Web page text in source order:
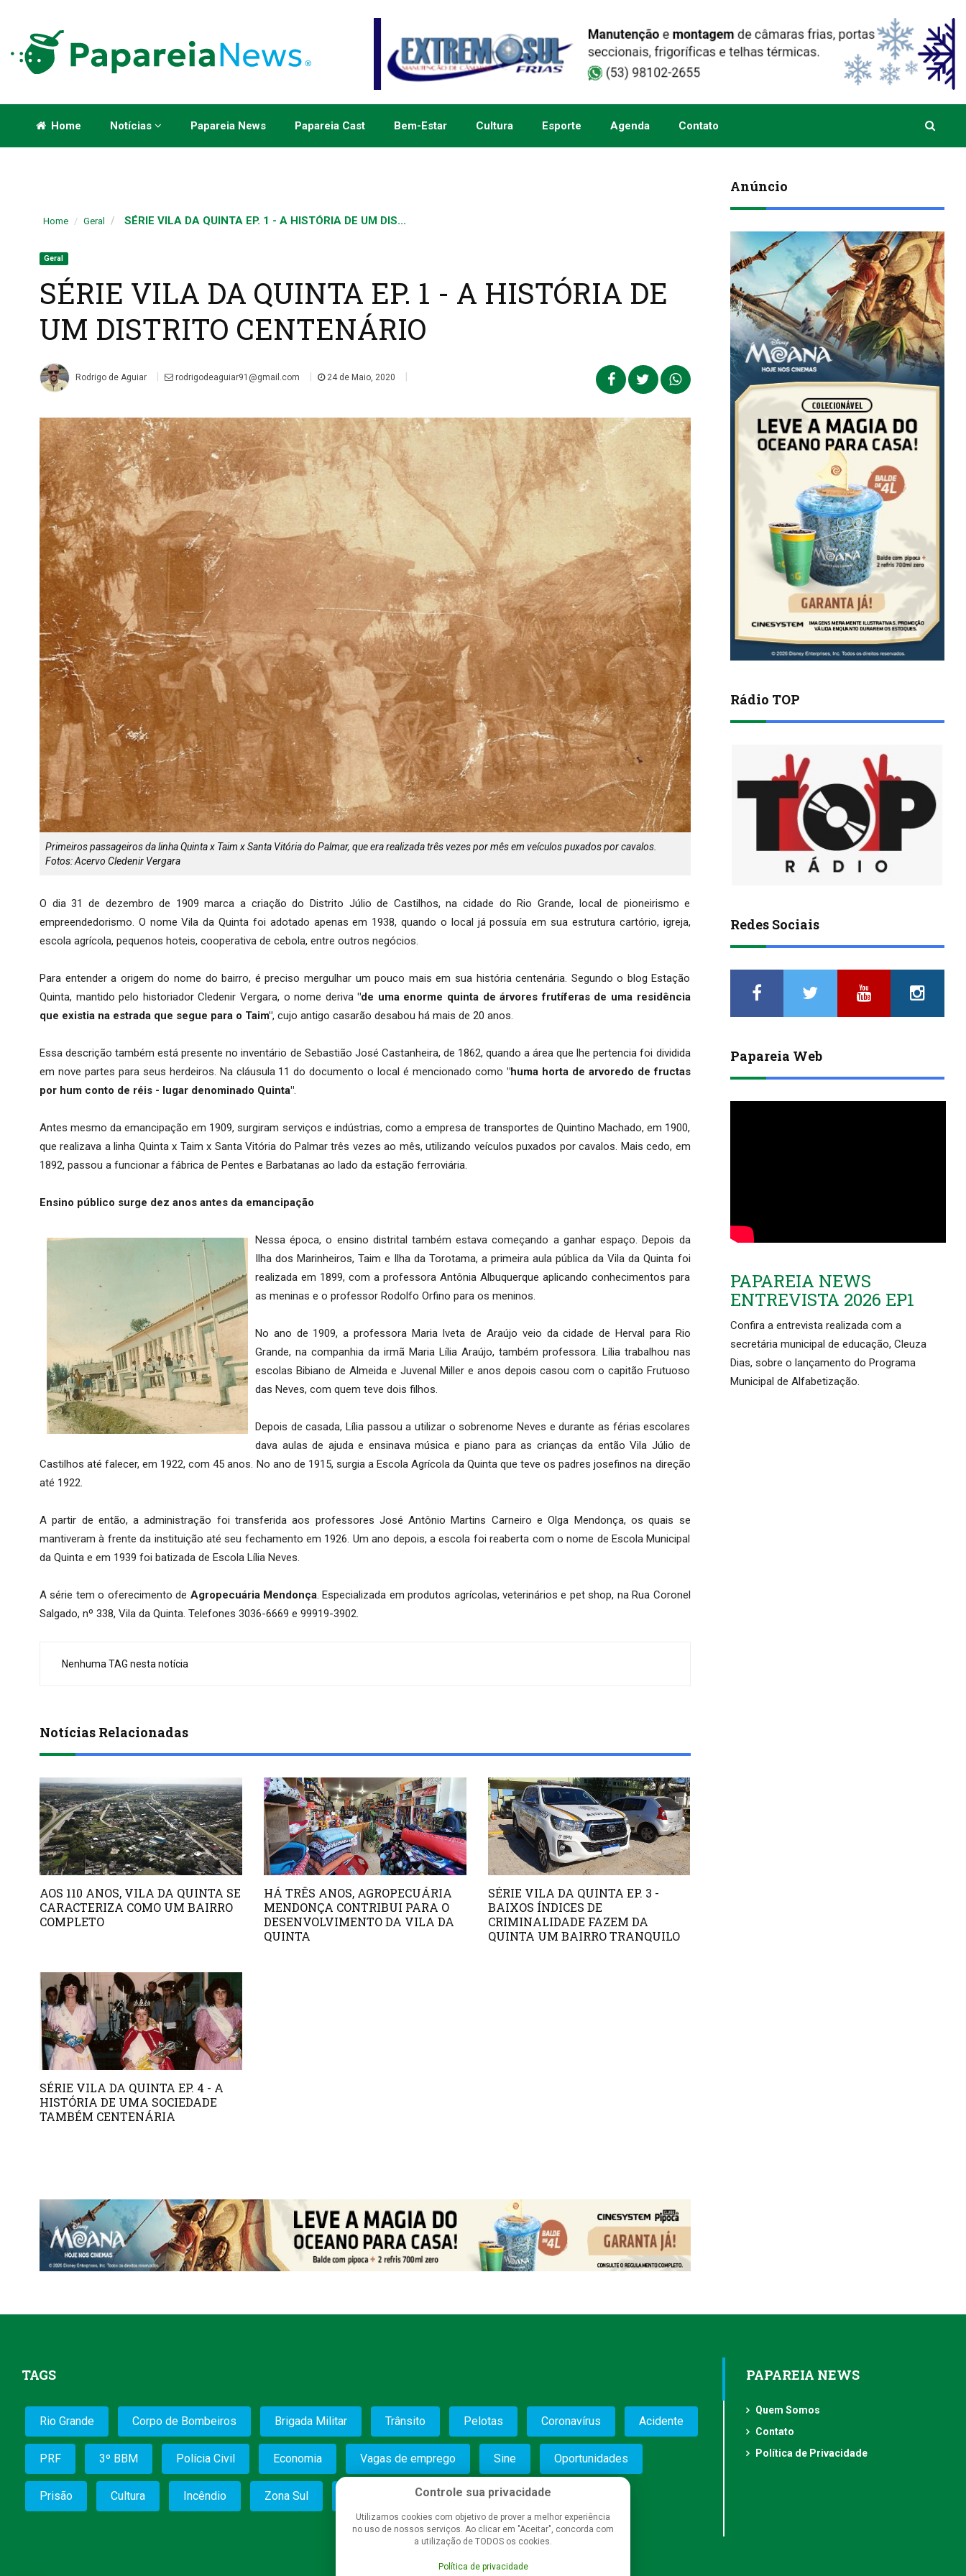
Home Notícias Papareia News Papareia Cast Bem-Estar Cultura Esporte Agenda Contato
Home Geral SÉRIE VILA DA QUINTA EP. 1 - A HISTÓRIA DE UM DIS...
Geral
SÉRIE VILA DA QUINTA EP. 1 - A HISTÓRIA DE
UM DISTRITO CENTENÁRIO
Rodrigo de Aguiar | rodrigodeaguiar91@gmail.com | 24 de Maio, 2020 |
Primeiros passageiros da linha Quinta x Taim x Santa Vitória do Palmar, que era realizada três vezes por mês em veículos puxados por cavalos.
Fotos: Acervo Cledenir Vergara
O dia 31 de dezembro de 1909 marca a criação do Distrito Júlio de Castilhos, na cidade do Rio Grande, local de pioneirismo e
empreendedorismo. O nome Vila da Quinta foi adotado apenas em 1938, quando o local já possuía em sua estrutura cartório, igreja,
escola agrícola, pequenos hoteis, cooperativa de cebola, entre outros negócios.
Para entender a origem do nome do bairro, é preciso mergulhar um pouco mais em sua história centenária. Segundo o blog Estação
Quinta, mantido pelo historiador Cledenir Vergara, o nome deriva"de uma enorme quinta de árvores frutíferas de uma residência
que existia na estrada que segue para o Taim", cujo antigo casarão desabou há mais de 20 anos.
Essa descrição também está presente no inventário de Sebastião José Castanheira, de 1862, quando a área que lhe pertencia foi dividida
em nove partes para seus herdeiros. Na cláusula 11 do documento o local é mencionado como "huma horta de arvoredo de fructas
por hum conto de réis - lugar denominado Quinta".
Antes mesmo da emancipação em 1909, surgiram serviços e indústrias, como a empresa de transportes de Quintino Machado, em 1900,
que realizava a linha Quinta x Taim x Santa Vitória do Palmar três vezes ao mês, utilizando veículos puxados por cavalos. Mais cedo, em
1892, passou a funcionar a fábrica de Pentes e Barbatanas ao lado da estação ferroviária.
Ensino público surge dez anos antes da emancipação
Nessa época, o ensino distrital também estava começando a ganhar espaço. Depois da
Ilha dos Marinheiros, Taim e Ilha da Torotama, a primeira aula pública da Vila da Quinta foi
realizada em 1899, com a professora Antônia Albuquerque aplicando conhecimentos para
as meninas e o professor Rodolfo Orfino para os meninos.
No ano de 1909, a professora Maria Iveta de Araújo veio da cidade de Herval para Rio
Grande, na companhia da irmã Maria Lília Araújo, também professora. Lília trabalhou nas
escolas Bibiano de Almeida e Juvenal Miller e anos depois casou com o capitão Frutuoso
das Neves, com quem teve dois filhos.
Depois de casada, Lília passou a utilizar o sobrenome Neves e durante as férias escolares
dava aulas de ajuda e ensinava música e piano para as crianças da então Vila Júlio de
Castilhos até falecer, em 1922, com 45 anos. No ano de 1915, surgia a Escola Agrícola da Quinta que teve os padres josefinos na direção
até 1922.
A partir de então, a administração foi transferida aos professores José Antônio Martins Carneiro e Olga Mendonça, os quais se
mantiveram à frente da instituição até seu fechamento em 1926. Um ano depois, a escola foi reaberta com o nome de Escola Municipal
da Quinta e em 1939 foi batizada de Escola Lília Neves.
A série tem o oferecimento de Agropecuária Mendonça. Especializada em produtos agrícolas, veterinários e pet shop, na Rua Coronel
Salgado, nº 338, Vila da Quinta. Telefones 3036-6669 e 99919-3902.
Nenhuma TAG nesta notícia
Notícias Relacionadas
AOS 110 ANOS, VILA DA QUINTA SE
CARACTERIZA COMO UM BAIRRO
COMPLETO
HÁ TRÊS ANOS, AGROPECUÁRIA
MENDONÇA CONTRIBUI PARA O
DESENVOLVIMENTO DA VILA DA
QUINTA
SÉRIE VILA DA QUINTA EP. 3 -
BAIXOS ÍNDICES DE
CRIMINALIDADE FAZEM DA
QUINTA UM BAIRRO TRANQUILO
SÉRIE VILA DA QUINTA EP. 4 - A
HISTÓRIA DE UMA SOCIEDADE
TAMBÉM CENTENÁRIA
Anúncio
Rádio TOP
Redes Sociais
Papareia Web
PAPAREIA NEWS
ENTREVISTA 2026 EP1
Confira a entrevista realizada com a
secretária municipal de educação, Cleuza
Dias, sobre o lançamento do Programa
Municipal de Alfabetização.
TAGS
Rio Grande Corpo de Bombeiros Brigada Militar Trânsito Pelotas Coronavírus Acidente
PRF 3º BBM Polícia Civil Economia Vagas de emprego Sine Oportunidades
Prisão Cultura Incêndio Zona Sul Saúde Segurança
PAPAREIA NEWS
Quem Somos
Contato
Política de Privacidade
Controle sua privacidade
Utilizamos cookies com objetivo de prover a melhor experiência
no uso de nossos serviços. Ao clicar em "Aceitar", concorda com
a utilização de TODOS os cookies.
Política de privacidade